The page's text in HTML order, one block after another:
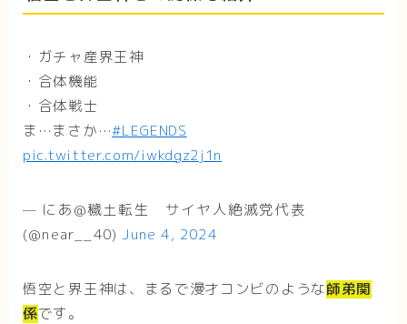
・ガチャ産界王神
・合体機能
・合体戦士
ま…まさか…#LEGENDS
pic.twitter.com/iwkdgz2j1n
— にあ@穢土転生 サイヤ人絶滅党代表
(@near__40)June 4, 2024
悟空と界王神は、まるで漫才コンビのような師弟関
係です。